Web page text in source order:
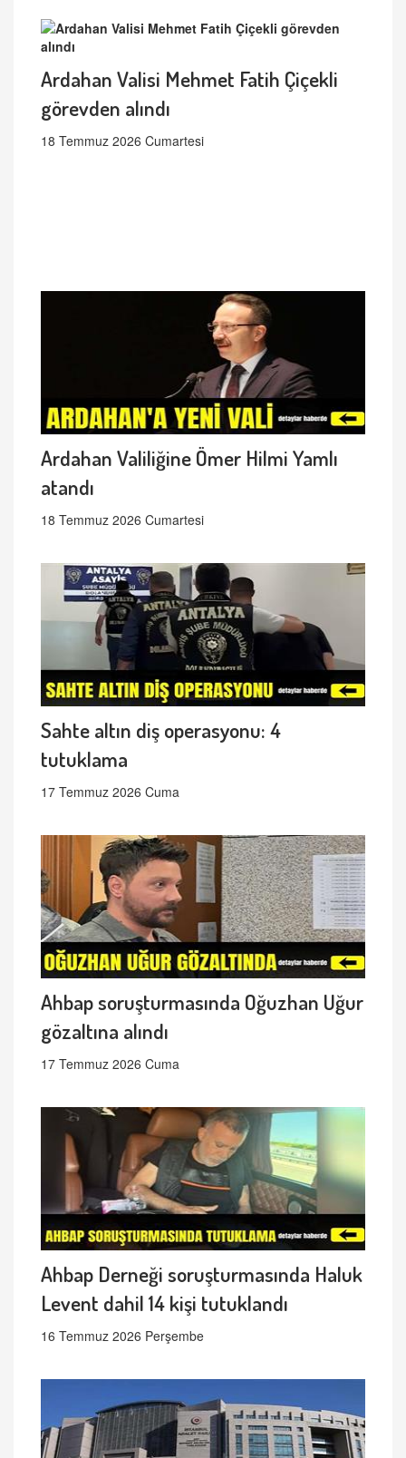
Ardahan Valisi Mehmet Fatih Çiçekli
görevden alındı
18 Temmuz 2026 Cumartesi
Ardahan Valiliğine Ömer Hilmi Yamlı
atandı
18 Temmuz 2026 Cumartesi
Sahte altın diş operasyonu: 4
tutuklama
17 Temmuz 2026 Cuma
Ahbap soruşturmasında Oğuzhan Uğur
gözaltına alındı
17 Temmuz 2026 Cuma
Ahbap Derneği soruşturmasında Haluk
Levent dahil 14 kişi tutuklandı
16 Temmuz 2026 Perşembe